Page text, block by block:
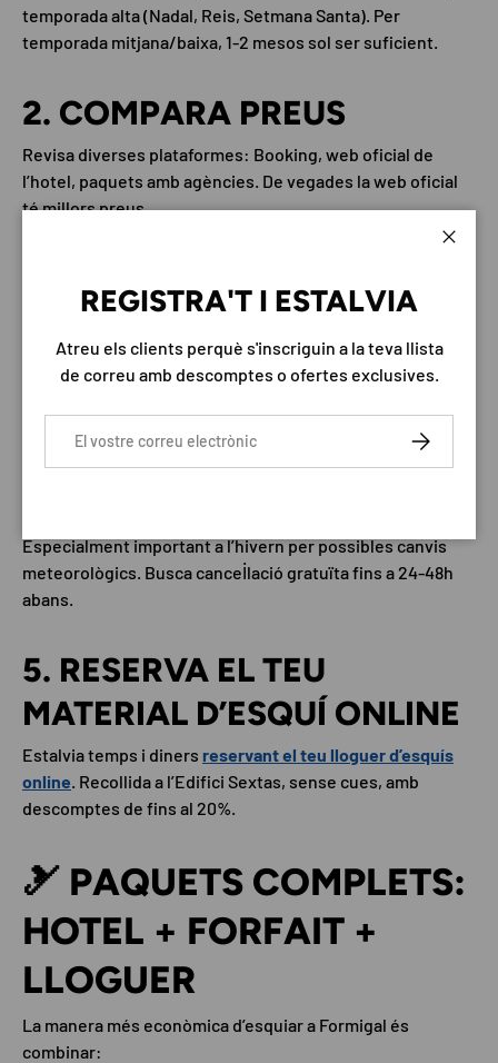
temporada alta (Nadal, Reis, Setmana Santa). Per
temporada mitjana/baixa, 1-2 mesos sol ser suficient.
2. COMPARA PREUS
Revisa diverses plataformes: Booking, web oficial de
l’hotel, paquets amb agències. De vegades la web oficial
té millors preus.
3. BUSCA PAQUETS HOTEL
+ FORFAIT
Molts hotels ofereixen paquets que inclouen forfait,
estalviant fins a un 15% respecte a comprar per separat.
4. VERIFICA LA POLÍTICA
Especialment important a l’hivern per possibles canvis
meteorològics. Busca cancel·lació gratuïta fins a 24-48h
abans.
5. RESERVA EL TEU
MATERIAL D’ESQUÍ ONLINE
Estalvia temps i diners reservant el teu lloguer d’esquís
online. Recollida a l’Edifici Sextas, sense cues, amb
descomptes de fins al 20%.
🎿 PAQUETS COMPLETS:
HOTEL + FORFAIT +
LLOGUER
La manera més econòmica d’esquiar a Formigal és
combinar:
REGISTRA'T I ESTALVIA
Atreu els clients perquè s'inscriguin a la teva llista
de correu amb descomptes o ofertes exclusives.